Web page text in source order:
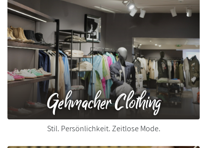
Gehmacher Clothing
Stil. Persönlichkeit. Zeitlose Mode.